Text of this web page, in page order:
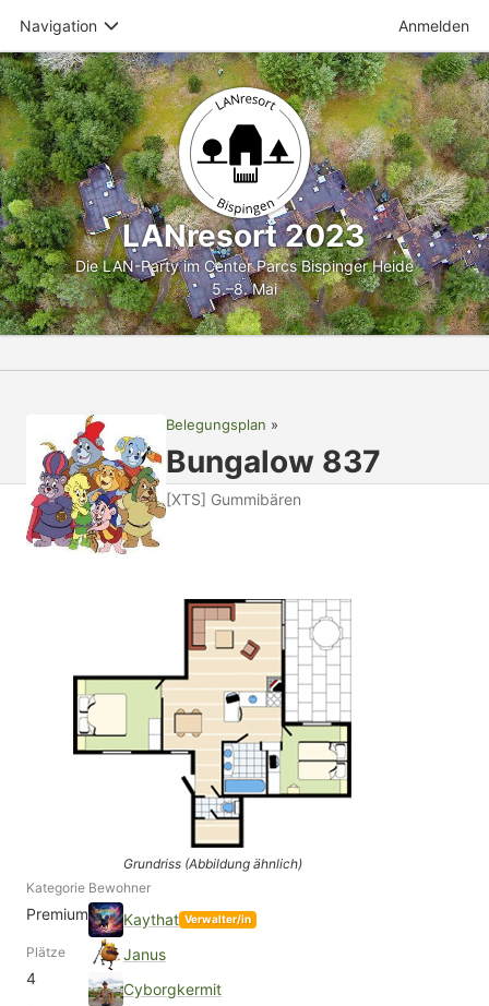
Navigation Anmelden
LANresort 2023
Die LAN-Party im Center Parcs Bispinger Heide
5.–8. Mai
Belegungsplan
Bungalow 837
[XTS] Gummibären
Grundriss (Abbildung ähnlich)
Kategorie
Premium
Plätze
4
Bewohner
Kaythat Verwalter/in
Janus
Cyborgkermit